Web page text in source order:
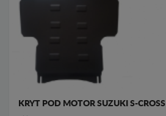
KRYT POD MOTOR SUZUKI S-CROSS